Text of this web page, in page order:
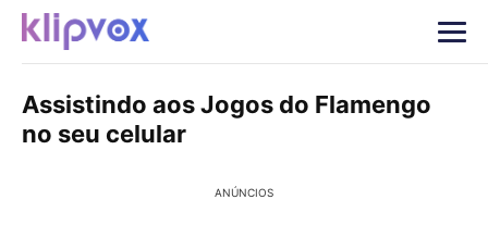
Assistindo aos Jogos do Flamengo
no seu celular
ANÚNCIOS